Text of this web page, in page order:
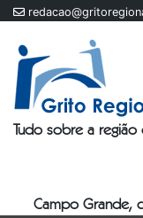
Tudo sobre a
Campo Grande,